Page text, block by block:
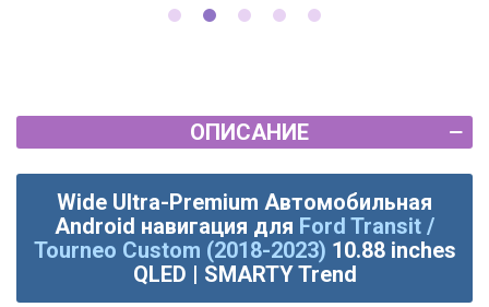
ОПИСАНИЕ
Wide Ultra-Premium Автомобильная
Android навигация для Ford Transit /
Tourneo Custom (2018-2023) 10.88 inches
QLED | SMARTY Trend